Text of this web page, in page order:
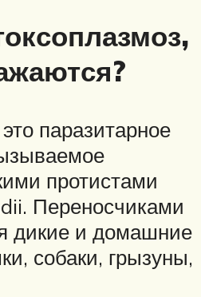
паразитарное
протистами
Переносчиками
дикие и домашние
собаки, грызуны,